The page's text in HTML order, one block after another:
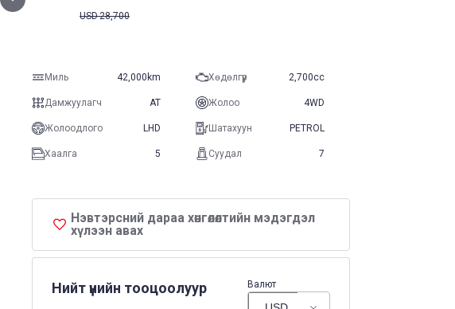
USD28,700
Нэвтэрсний дараа хөнгөлөлтийн мэдэгдэл
хүлээн авах
Миль 42,000km Хөдөлгүүр 2,700cc
Дамжуулагч AT Жолоо 4WD
Жолоодлого LHD Шатахуун PETROL
Хаалга 5 Суудал 7
Нийт үнийн тооцоолуур Валют